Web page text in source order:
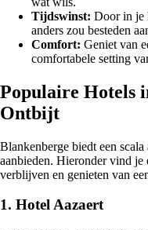
Tijdswinst: Door in je
anders zou besteden
Comfort: Geniet van
comfortabele setting
Populaire Hotels
Ontbijt
Blankenberge biedt een
aanbieden. Hieronder vind
verblijven en genieten van
1. Hotel Aazaert